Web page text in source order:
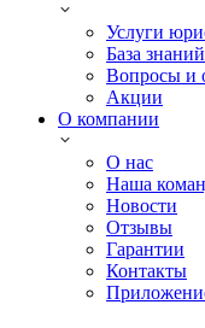
Услуги
База знаний
Вопросы и
Акции
О компании
О нас
Наша
Новости
Отзывы
Гарантии
Контакты